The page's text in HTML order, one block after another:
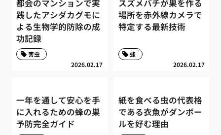
都会のマンションで実
践したアシダカグモに
よる生物学的防除の成
功記録
2026.02.17
害虫
スズメバチが巣を作る
場所を赤外線カメラで
特定する最新技術
2026.02.17
蜂
一年を通して安心を手
に入れるための蜂の巣
予防完全ガイド
紙を食べる虫の代表格
である衣魚がダンボー
ルを好む理由